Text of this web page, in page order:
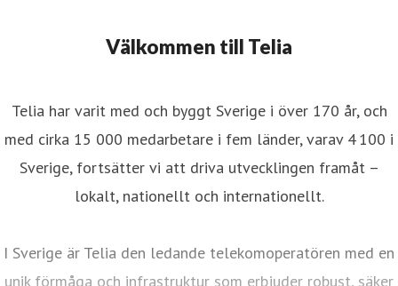
Välkommen till Telia
Telia har varit med och byggt Sverige i över 170 år, och
med cirka 15 000 medarbetare i fem länder, varav 4 100 i
Sverige, fortsätter vi att driva utvecklingen framåt –
lokalt, nationellt och internationellt.
I Sverige är Telia den ledande telekomoperatören med en
unik förmåga och infrastruktur som erbjuder robust, säker